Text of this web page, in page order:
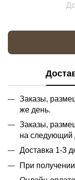
Заказы,
же день.
Заказы,
на следующий
Доставка 1-3
При получении